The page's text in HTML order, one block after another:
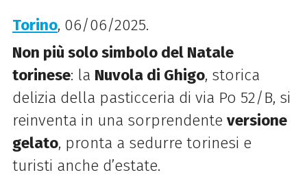
Torino, 06/06/2025.
Non più solo simbolo del Natale
torinese: la Nuvola di Ghigo, storica
delizia della pasticceria di via Po 52/B, si
reinventa in una sorprendente versione
gelato, pronta a sedurre torinesi e
turisti anche d’estate.